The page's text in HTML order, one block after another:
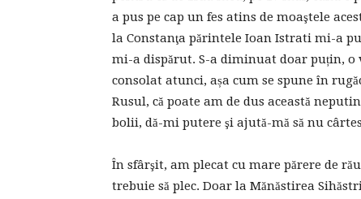
a pus pe cap un fes atins de moaştele
la Constanţa părintele Ioan Istrati mi-a
mi-a dispărut. S-a diminuat doar puțin,
consolat atunci, așa cum se spune în
Rusul, că poate am de dus această
bolii, dă-mi putere şi ajută-mă să nu
În sfârşit, am plecat cu mare părere de
trebuie să plec. Doar la Mănăstirea